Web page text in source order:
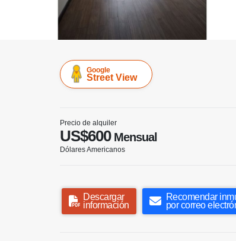
Google
Street View
Precio de alquiler
US$600Mensual
Dólares Americanos
Descargar
información
Recomendar
por correo